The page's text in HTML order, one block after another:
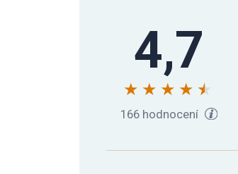
MOVIT Podložka
MOVIT Podložka
MOVIT Podložka
4,7
166 hodnocení